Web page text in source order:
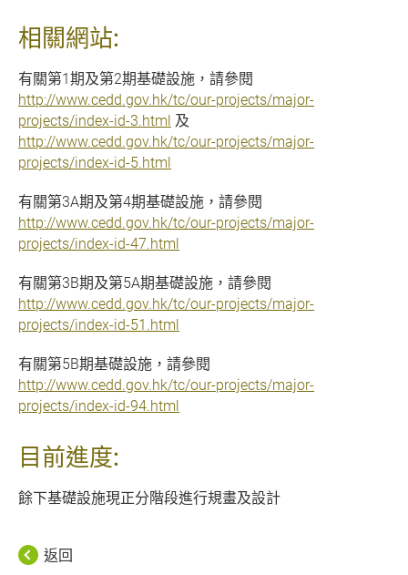
相關網站:
有關第1期及第2期基礎設施，請參閱
http://www.cedd.gov.hk/tc/our-projects/major-
projects/index-id-3.html 及
http://www.cedd.gov.hk/tc/our-projects/major-
projects/index-id-5.html
有關第3A期及第4期基礎設施，請參閱
http://www.cedd.gov.hk/tc/our-projects/major-
projects/index-id-47.html
有關第3B期及第5A期基礎設施，請參閱
http://www.cedd.gov.hk/tc/our-projects/major-
projects/index-id-51.html
有關第5B期基礎設施，請參閱
http://www.cedd.gov.hk/tc/our-projects/major-
projects/index-id-94.html
目前進度:
餘下基礎設施現正分階段進行規畫及設計
返回